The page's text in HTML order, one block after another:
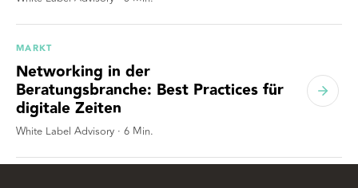
MARKT
Networking in der
Beratungsbranche: Best Practices für
digitale Zeiten
White Label Advisory · 6 Min.